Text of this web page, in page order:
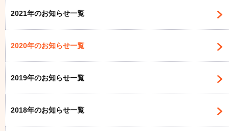
2021年のお知らせ一覧
2020年のお知らせ一覧
2019年のお知らせ一覧
2018年のお知らせ一覧